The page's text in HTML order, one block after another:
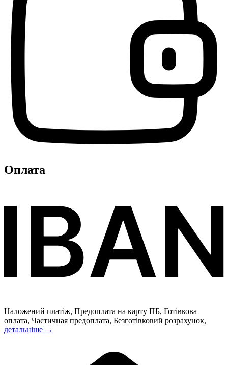
Оплата
Наложений платіж, Предоплата на карту ПБ, Готівкова
оплата, Частичная предоплата, Безготівковий розрахунок,
детальніше →